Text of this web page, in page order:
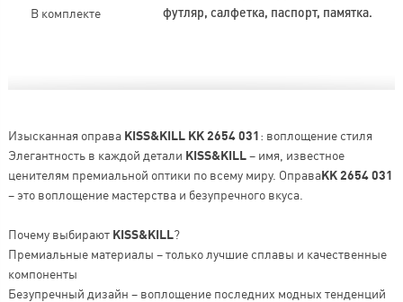
В комплекте футляр, салфетка, паспорт, памятка.
Изысканная оправа KISS&KILL KK 2654 031: воплощение стиля
Элегантность в каждой детали KISS&KILL– имя, известное
ценителям премиальной оптики по всему миру. ОправаKK 2654 031
– это воплощение мастерства и безупречного вкуса.
Почему выбирают KISS&KILL?
Премиальные материалы – только лучшие сплавы и качественные
компоненты
Безупречный дизайн – воплощение последних модных тенденций